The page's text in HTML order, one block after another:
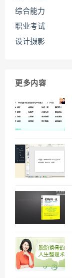
综合能力
职业考试
设计摄影
更多内容